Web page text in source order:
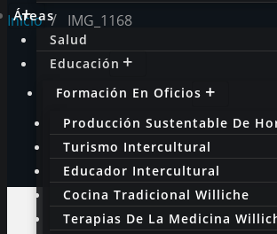
Áreas
Salud
Educación
Formación En Oficios
Producción Sustentable De
Turismo Intercultural
Educador Intercultural
Cocina Tradicional Williche
Terapias De La Medicina
Inicio IMG_1168